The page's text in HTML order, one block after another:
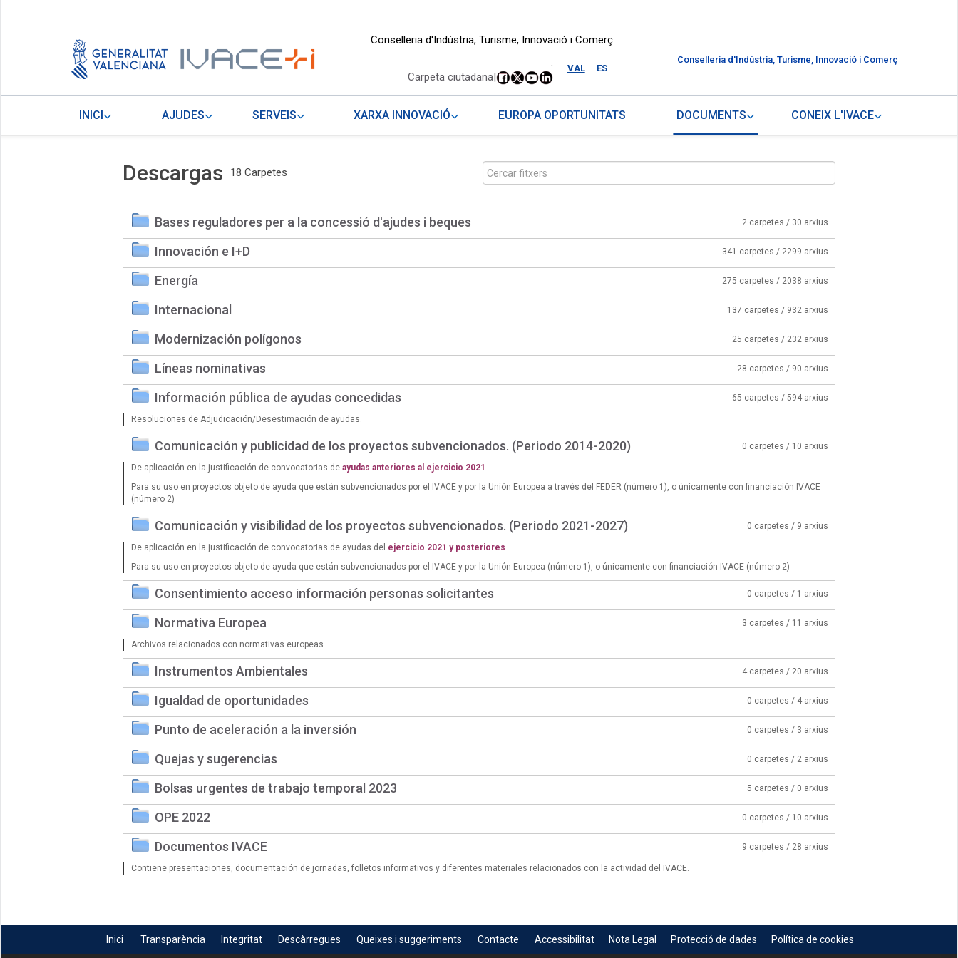
Conselleria d'Indústria, Turisme, Innovació i Comerç
VAL ES
.
Carpeta ciutadana|
Conselleria d'Indústria, Turisme, Innovació i Comerç
INICI AJUDES SERVEIS XARXA INNOVACIÓ EUROPA OPORTUNITATS DOCUMENTS CONEIX L'IVACE
Descargas 18 Carpetes
Bases reguladores per a la concessió d'ajudes i beques 2 carpetes / 30 arxius
Innovación e I+D 341 carpetes / 2299 arxius
Energía 275 carpetes / 2038 arxius
Internacional 137 carpetes / 932 arxius
Modernización polígonos 25 carpetes / 232 arxius
Líneas nominativas 28 carpetes / 90 arxius
Información pública de ayudas concedidas 65 carpetes / 594 arxius
Resoluciones de Adjudicación/Desestimación de ayudas.
Comunicación y publicidad de los proyectos subvencionados. (Periodo 2014-2020) 0 carpetes / 10 arxius
De aplicación en la justificación de convocatorias de ayudas anteriores al ejercicio 2021
Para su uso en proyectos objeto de ayuda que están subvencionados por el IVACE y por la Unión Europea a través del FEDER (número 1), o únicamente con financiación IVACE
(número 2)
Comunicación y visibilidad de los proyectos subvencionados. (Periodo 2021-2027) 0 carpetes / 9 arxius
De aplicación en la justificación de convocatorias de ayudas del ejercicio 2021 y posteriores
Para su uso en proyectos objeto de ayuda que están subvencionados por el IVACE y por la Unión Europea (número 1), o únicamente con financiación IVACE (número 2)
Consentimiento acceso información personas solicitantes 0 carpetes / 1 arxius
Normativa Europea 3 carpetes / 11 arxius
Archivos relacionados con normativas europeas
Instrumentos Ambientales 4 carpetes / 20 arxius
Igualdad de oportunidades 0 carpetes / 4 arxius
Punto de aceleración a la inversión 0 carpetes / 3 arxius
Quejas y sugerencias 0 carpetes / 2 arxius
Bolsas urgentes de trabajo temporal 2023 5 carpetes / 0 arxius
OPE 2022 0 carpetes / 10 arxius
Documentos IVACE 9 carpetes / 28 arxius
Contiene presentaciones, documentación de jornadas, folletos informativos y diferentes materiales relacionados con la actividad del IVACE.
Inici Transparència Integritat Descàrregues Queixes i suggeriments Contacte Accessibilitat Nota Legal Protecció de dades Política de cookies